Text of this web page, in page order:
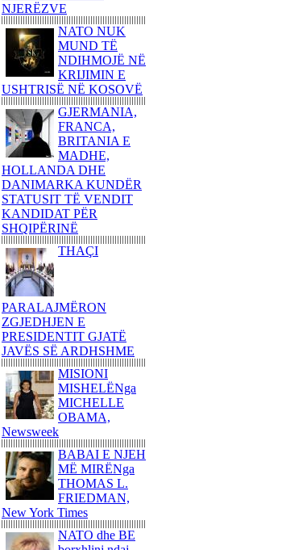
SHQIPËRISË KËNGË
PATRIOTIKE SHQIPTARE
PARULLA DASHURIE
PËR KOSOVËN DHE
SHKRIMTARI
ZEJNULLAH
RRAHMANINga REXHEP
SHAHU
SHQIPTARËT E
BASHKUAR NGRITËN
FLAMURIN KOMBËTAR
NË 'KËMBANËN E
PAQES' NË
ROVERETOFotoreportazh
nga FLORIM ZEQA
VRASJA E POPULLIT
DHE SHTETIT NË EMËR
TË PUSHTETIT!-Apo çfarë
(çka) ndodhi në
Kumanovë...?!Nga AGRON
SHABANI
NJË ITINERAR
TRONDITËS
POETIKShaip Beqiri: Hidra
e mllefit / Hydra des Zorns,
Limmat Verlag, 2014,
ZÃ¼richNga ADEM
GASHI
PAUL GAUGUIN - NJË
UDHËTIM DREJT
VENDEVE
IDILIKEEkspozita e
Fondation Beyeler propozon
një nga ngjarjet kulturore
NJERËZVE
NATO NUK
MUND TË
NDIHMOJË NË
KRIJIMIN E
USHTRISË NË KOSOVË
GJERMANIA,
FRANCA,
BRITANIA E
MADHE,
HOLLANDA DHE
DANIMARKA KUNDËR
STATUSIT TË VENDIT
KANDIDAT PËR
SHQIPËRINË
THAÇI
PARALAJMËRON
ZGJEDHJEN E
PRESIDENTIT GJATË
JAVËS SË ARDHSHME
MISIONI
MISHELËNga
MICHELLE
OBAMA,
Newsweek
BABAI E NJEH
MË MIRËNga
THOMAS L.
FRIEDMAN,
New York Times
NATO dhe BE